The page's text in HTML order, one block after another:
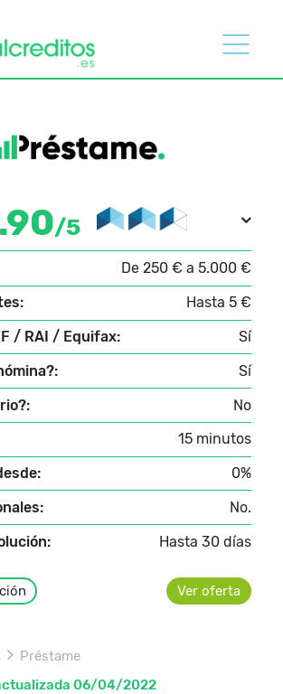
/5
De 250 € a 5.000 €
Hasta 5 €
/ RAI / Equifax:
Sí
Sí
No
15 minutos
0%
No.
Hasta 30 días
Ver oferta
Préstame
06/04/2022